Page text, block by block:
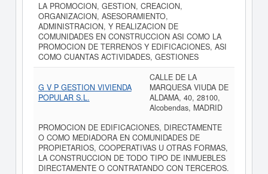
LA PROMOCION, GESTION, CREACION,
ORGANIZACION, ASESORAMIENTO,
ADMINISTRACION, Y REALIZACION DE
COMUNIDADES EN CONSTRUCCION ASI COMO LA
PROMOCION DE TERRENOS Y EDIFICACIONES, ASI
COMO CUANTAS ACTIVIDADES, GESTIONES
G V P GESTION VIVIENDA
POPULAR S.L.
CALLE DE LA
MARQUESA VIUDA DE
ALDAMA, 40, 28100,
Alcobendas, MADRID
PROMOCION DE EDIFICACIONES, DIRECTAMENTE
O COMO MEDIADORA EN COMUNIDADES DE
PROPIETARIOS, COOPERATIVAS U OTRAS FORMAS,
LA CONSTRUCCION DE TODO TIPO DE INMUEBLES
DIRECTAMENTE O CONTRATANDO CON TERCEROS.